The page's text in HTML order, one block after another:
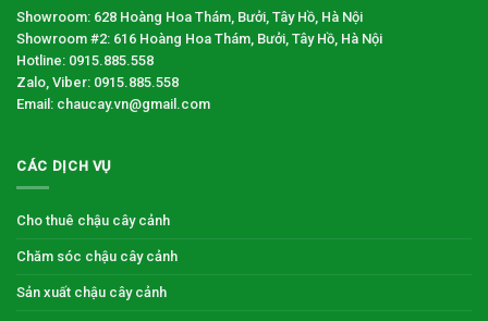
Showroom: 628 Hoàng Hoa Thám, Bưởi, Tây Hồ, Hà Nội
Showroom #2: 616 Hoàng Hoa Thám, Bưởi, Tây Hồ, Hà Nội
Hotline: 0915.885.558
Zalo, Viber: 0915.885.558
Email: chaucay.vn@gmail.com
CÁC DỊCH VỤ
Cho thuê chậu cây cảnh
Chăm sóc chậu cây cảnh
Sản xuất chậu cây cảnh